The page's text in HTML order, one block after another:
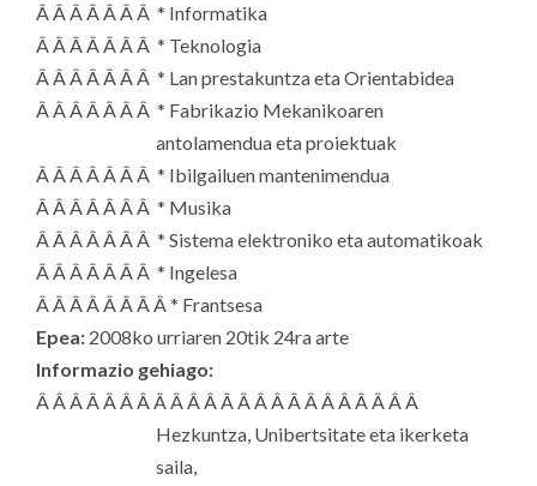
Â Â Â Â Â Â Â * Informatika
Â Â Â Â Â Â Â * Teknologia
Â Â Â Â Â Â Â * Lan prestakuntza eta Orientabidea
Â Â Â Â Â Â Â * Fabrikazio Mekanikoaren
antolamendua eta proiektuak
Â Â Â Â Â Â Â * Ibilgailuen mantenimendua
Â Â Â Â Â Â Â * Musika
Â Â Â Â Â Â Â * Sistema elektroniko eta automatikoak
Â Â Â Â Â Â Â * Ingelesa
Â Â Â Â Â Â Â Â * Frantsesa
Epea: 2008ko urriaren 20tik 24ra arte
Informazio gehiago:
Â Â Â Â Â Â Â Â Â Â Â Â Â Â Â Â Â Â Â Â Â Â Â
Hezkuntza, Unibertsitate eta ikerketa
saila,